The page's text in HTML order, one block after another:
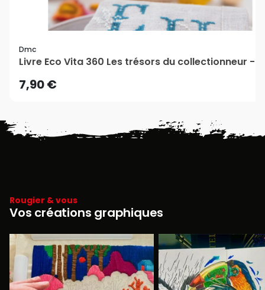
Dmc
Livre Eco Vita 360 Les trésors du collectionneur -
7,90 €
Rougier & vous
Vos créations graphiques